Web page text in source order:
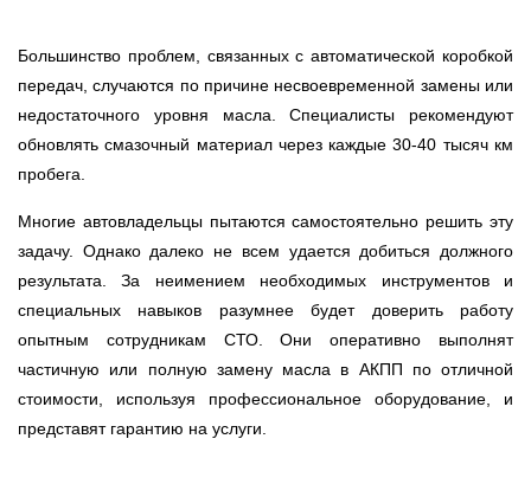
Большинство проблем, связанных с автоматической коробкой
передач, случаются по причине несвоевременной замены или
недостаточного уровня масла. Специалисты рекомендуют
обновлять смазочный материал через каждые 30-40 тысяч км
пробега.
Многие автовладельцы пытаются самостоятельно решить эту
задачу. Однако далеко не всем удается добиться должного
результата. За неимением необходимых инструментов и
специальных навыков разумнее будет доверить работу
опытным сотрудникам СТО. Они оперативно выполнят
частичную или полную замену масла в АКПП по отличной
стоимости, используя профессиональное оборудование, и
представят гарантию на услуги.